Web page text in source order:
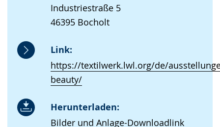
Industriestraße 5
46395 Bocholt
Link:
https://textilwerk.lwl.org/de/
beauty/
Herunterladen:
Bilder und Anlage-Downloadlink